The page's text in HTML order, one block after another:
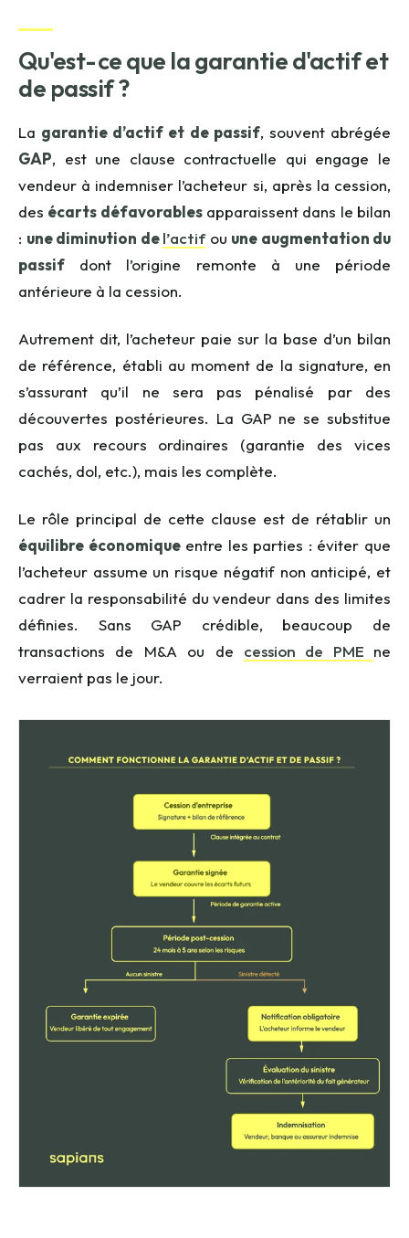
Qu'est-ce que la garantie d'actif et
de passif ?
La garantie d’actif et de passif, souvent abrégée
GAP, est une clause contractuelle qui engage le
vendeur à indemniser l’acheteur si, après la cession,
des écarts défavorablesapparaissent dans le bilan
: une diminution del’actifou une augmentation du
passif dont l’origine remonte à une période
antérieure à la cession.
Autrement dit, l’acheteur paie sur la base d’un bilan
de référence, établi au moment de la signature, en
s’assurant qu’il ne sera pas pénalisé par des
découvertes postérieures. La GAP ne se substitue
pas aux recours ordinaires (garantie des vices
cachés, dol, etc.), mais les complète.
Le rôle principal de cette clause est de rétablir un
équilibre économiqueentre les parties : éviter que
l’acheteur assume un risque négatif non anticipé, et
cadrer la responsabilité du vendeur dans des limites
définies. Sans GAP crédible, beaucoup de
transactions de M&A ou de cession de PME ne
verraient pas le jour.